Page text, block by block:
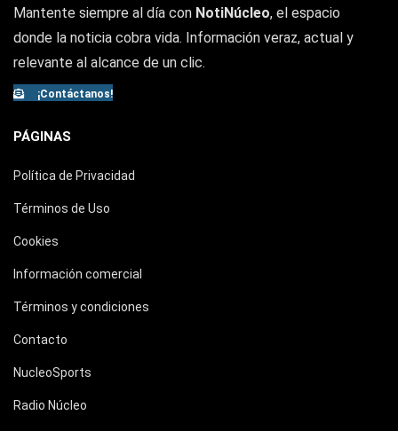
Mantente siempre al día con NotiNúcleo, el espacio
donde la noticia cobra vida. Información veraz, actual y
relevante al alcance de un clic.
¡Contáctanos!
PÁGINAS
Política de Privacidad
Términos de Uso
Cookies
Información comercial
Términos y condiciones
Contacto
NucleoSports
Radio Núcleo